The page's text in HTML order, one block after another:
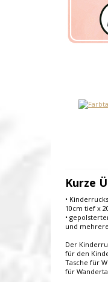
Kurze
•
10cm tief x
•
und
Der
für den
Tasche für
für